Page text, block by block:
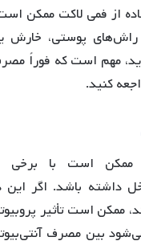
از فمی لاکت ممکن
پوستی، خارش
مهم است که فوراً
کنید.
است با برخی
داشته باشد. اگر
ممکن است تأثیر
می‌شود بین مصرف